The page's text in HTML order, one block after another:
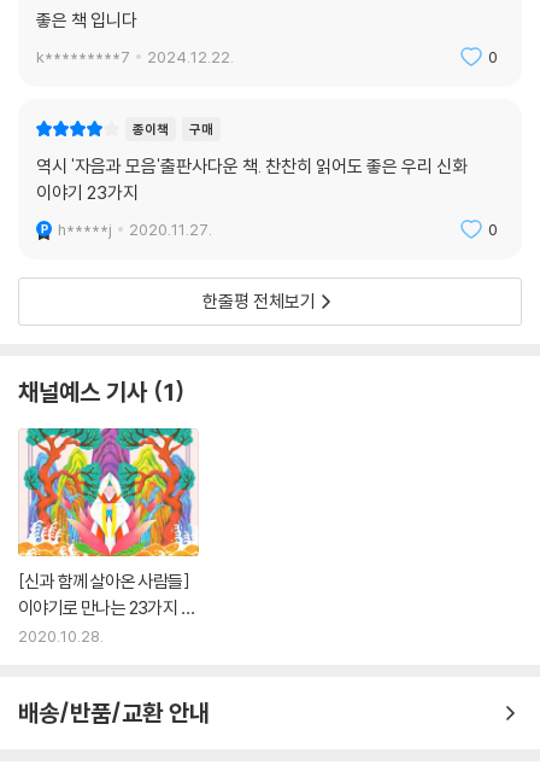
좋은 책 입니다
k*********7 2024.12.22. 0
종이책 구매
역시 '자음과 모음'출판사다운 책. 찬찬히 읽어도 좋은 우리 신화
이야기 23가지
h*****j 2020.11.27. 0
한줄평 전체보기
채널예스 기사 1
[신과 함께 살아온 사람들]
이야기로 만나는 23가지 한
국 신화
2020.10.28.
배송/반품/교환 안내